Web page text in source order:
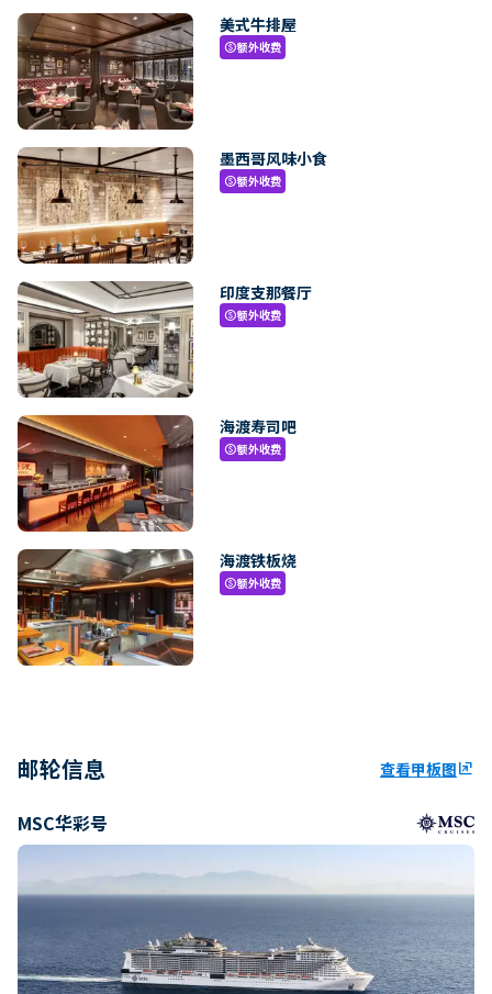
美式牛排屋
paid额外收费
墨西哥风味小食
paid额外收费
印度支那餐厅
paid额外收费
海渡寿司吧
paid额外收费
海渡铁板烧
paid额外收费
邮轮信息 查看甲板图ungroup
MSC华彩号